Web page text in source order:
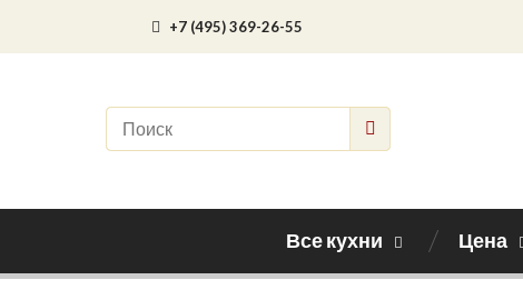
+7 (495) 369-26-55
Все кухни Цена